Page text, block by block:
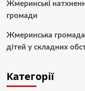
Жмеринські
громади
Жмеринська
дітей у складних
Категорії